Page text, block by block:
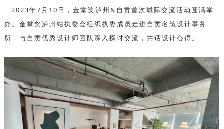
2023年7月10日，金堂奖泸州&自贡首次城际交流活动圆满举
办。金堂奖泸州站执委会组织执委成员走进自贡名筑设计事务
所，与自贡优秀设计师团队深入探讨交流，共话设计心得。